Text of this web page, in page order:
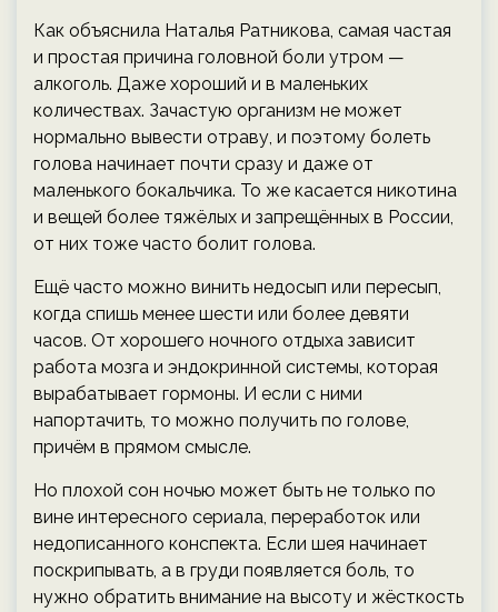
Как объяснила Наталья Ратникова, самая частая
и простая причина головной боли утром —
алкоголь. Даже хороший и в маленьких
количествах. Зачастую организм не может
нормально вывести отраву, и поэтому болеть
голова начинает почти сразу и даже от
маленького бокальчика. То же касается никотина
и вещей более тяжёлых и запрещённых в России,
от них тоже часто болит голова.
Ещё часто можно винить недосып или пересып,
когда спишь менее шести или более девяти
часов. От хорошего ночного отдыха зависит
работа мозга и эндокринной системы, которая
вырабатывает гормоны. И если с ними
напортачить, то можно получить по голове,
причём в прямом смысле.
Но плохой сон ночью может быть не только по
вине интересного сериала, переработок или
недописанного конспекта. Если шея начинает
поскрипывать, а в груди появляется боль, то
нужно обратить внимание на высоту и жёсткость